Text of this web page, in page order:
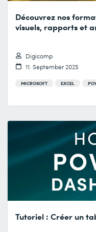
Découvrez nos
visuels, rapports et
Digicomp
11. September 2025
MICROSOFT EXCEL
Tutoriel : Créer un